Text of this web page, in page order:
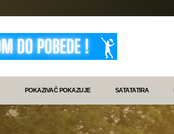
POKAZIVAČ POKAZUJE SATATATIRA